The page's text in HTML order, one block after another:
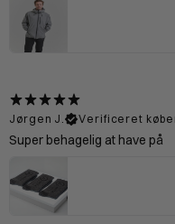
Jørgen J.
Verificeret
Super behagelig at have på